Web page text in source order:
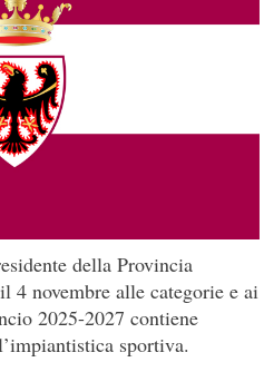
della Provincia
4 novembre alle categorie e ai
2025-2027 contiene
sportiva.